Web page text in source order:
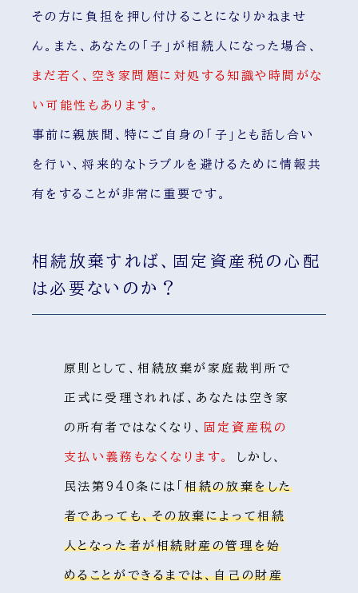
その方に負担を押し付けることになりかねませ
ん。また、あなたの「子」が相続人になった場合、
まだ若く、空き家問題に対処する知識や時間がな
い可能性もあります。
事前に親族間、特にご自身の「子」とも話し合い
を行い、将来的なトラブルを避けるために情報共
有をすることが非常に重要です。
相続放棄すれば、固定資産税の心配
は必要ないのか？
原則として、相続放棄が家庭裁判所で
正式に受理されれば、あなたは空き家
の所有者ではなくなり、 固定資産税の
支払い義務もなくなります。 しかし、
民法第940条には「相続の放棄をした
者であっても、その放棄によって相続
人となった者が相続財産の管理を始
めることができるまでは、自己の財産